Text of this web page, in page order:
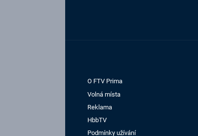
O FTV Prima
Volná místa
Reklama
HbbTV
Podmínky užívání